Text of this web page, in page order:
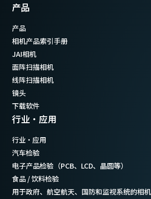
产品
产品
相机产品索引手册
JAI相机
面阵扫描相机
线阵扫描相机
镜头
下载软件
行业·应用
行业·应用
汽车检验
电子产品检验（PCB、LCD、晶圆等）
食品 / 饮料检验
用于政府、航空航天、国防和监视系统的相机